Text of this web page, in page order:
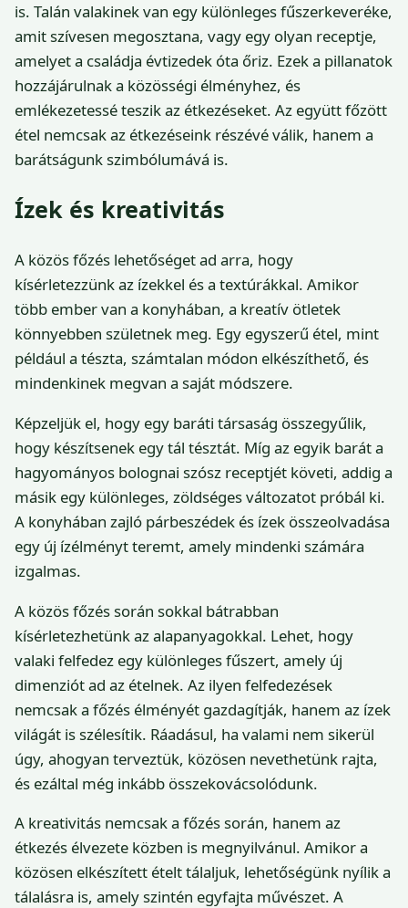
is. Talán valakinek van egy különleges fűszerkeveréke,
amit szívesen megosztana, vagy egy olyan receptje,
amelyet a családja évtizedek óta őriz. Ezek a pillanatok
hozzájárulnak a közösségi élményhez, és
emlékezetessé teszik az étkezéseket. Az együtt főzött
étel nemcsak az étkezéseink részévé válik, hanem a
barátságunk szimbólumává is.
Ízek és kreativitás
A közös főzés lehetőséget ad arra, hogy
kísérletezzünk az ízekkel és a textúrákkal. Amikor
több ember van a konyhában, a kreatív ötletek
könnyebben születnek meg. Egy egyszerű étel, mint
például a tészta, számtalan módon elkészíthető, és
mindenkinek megvan a saját módszere.
Képzeljük el, hogy egy baráti társaság összegyűlik,
hogy készítsenek egy tál tésztát. Míg az egyik barát a
hagyományos bolognai szósz receptjét követi, addig a
másik egy különleges, zöldséges változatot próbál ki.
A konyhában zajló párbeszédek és ízek összeolvadása
egy új ízélményt teremt, amely mindenki számára
izgalmas.
A közös főzés során sokkal bátrabban
kísérletezhetünk az alapanyagokkal. Lehet, hogy
valaki felfedez egy különleges fűszert, amely új
dimenziót ad az ételnek. Az ilyen felfedezések
nemcsak a főzés élményét gazdagítják, hanem az ízek
világát is szélesítik. Ráadásul, ha valami nem sikerül
úgy, ahogyan terveztük, közösen nevethetünk rajta,
és ezáltal még inkább összekovácsolódunk.
A kreativitás nemcsak a főzés során, hanem az
étkezés élvezete közben is megnyilvánul. Amikor a
közösen elkészített ételt tálaljuk, lehetőségünk nyílik a
tálalásra is, amely szintén egyfajta művészet. A